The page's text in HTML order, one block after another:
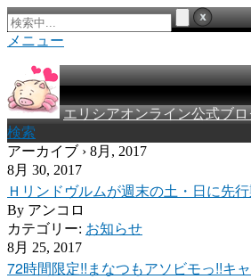
メニュー
エリシアオンライン公式ブロ
検索
アーカイブ › 8月, 2017
8月 30, 2017
Ｈリンドヴルムが週末の土・日に先行
By アンコロ
カテゴリー: お知らせ
8月 25, 2017
72時間限定!!まなつもアソビモっ!!キ